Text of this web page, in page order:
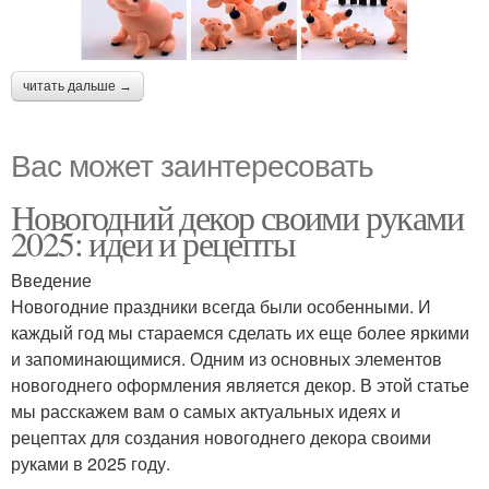
читать дальше →
Вас может заинтересовать
Новогодний декор своими руками
2025: идеи и рецепты
Введение
Новогодние праздники всегда были особенными. И
каждый год мы стараемся сделать их еще более яркими
и запоминающимися. Одним из основных элементов
новогоднего оформления является декор. В этой статье
мы расскажем вам о самых актуальных идеях и
рецептах для создания новогоднего декора своими
руками в 2025 году.